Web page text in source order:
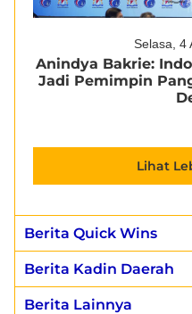
Selasa, 4
Anindya Bakrie:
Jadi Pemimpin
Lihat
Berita Quick Wins
Berita Kadin Daerah
Berita Lainnya